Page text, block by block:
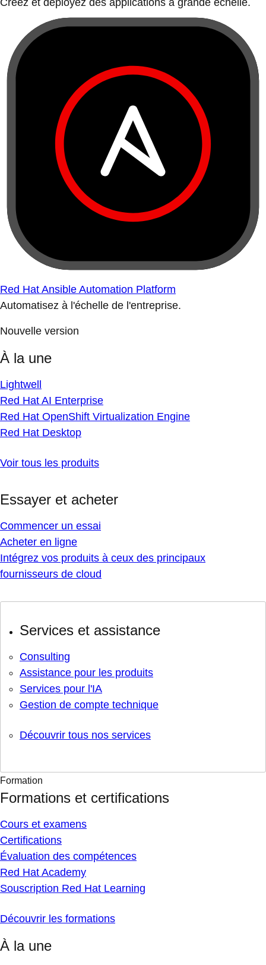
Créez et déployez des applications à grande échelle.
Red Hat Ansible Automation Platform
Automatisez à l'échelle de l'entreprise.
Nouvelle version
À la une
Lightwell
Red Hat AI Enterprise
Red Hat OpenShift Virtualization Engine
Red Hat Desktop
Voir tous les produits
Essayer et acheter
Commencer un essai
Acheter en ligne
Intégrez vos produits à ceux des principaux
fournisseurs de cloud
Services et assistance
Consulting
Assistance pour les produits
Services pour l'IA
Gestion de compte technique
Découvrir tous nos services
Formation
Formations et certifications
Cours et examens
Certifications
Évaluation des compétences
Red Hat Academy
Souscription Red Hat Learning
Découvrir les formations
À la une